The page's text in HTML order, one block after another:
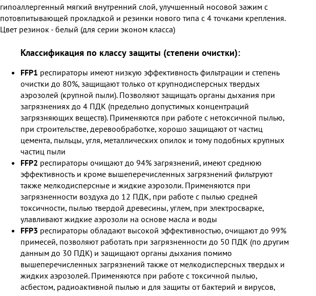
гипоаллергенный мягкий внутренний слой, улучшенный носовой зажим с
потовпитывающей прокладкой и резинки нового типа с 4 точками крепления.
Цвет резинок - белый (для серии эконом класса)
Классификация по классу защиты (степени очистки):
FFP1 респираторы имеют низкую эффективность фильтрации и степень
очистки до 80%, защищают только от крупнодисперсных твердых
аэрозолей (крупной пыли). Позволяют защищать органы дыхания при
загрязнениях до 4 ПДК (предельно допустимых концентраций
загрязняющих веществ). Применяются при работе с нетоксичной пылью,
при строительстве, деревообработке, хорошо защищают от частиц
цемента, пыльцы, угля, металлических опилок и тому подобных крупных
частиц пыли
FFP2 респираторы очищают до 94% загрязнений, имеют среднюю
эффективность и кроме вышеперечисленных загрязнений фильтруют
также мелкодисперсные и жидкие аэрозоли. Применяются при
загрязненности воздуха до 12 ПДК, при работе с пылью средней
токсичности, пылью твердой древесины, углем, при электросварке,
улавливают жидкие аэрозоли на основе масла и воды
FFP3 респираторы обладают высокой эффективностью, очищают до 99%
примесей, позволяют работать при загрязненности до 50 ПДК (по другим
данным до 30 ПДК) и защищают органы дыхания помимо
вышеперечисленных загрязнений также от мелкодисперсных твердых и
жидких аэрозолей. Применяются при работе с токсичной пылью,
асбестом, радиоактивной пылью и для защиты от бактерий и вирусов,